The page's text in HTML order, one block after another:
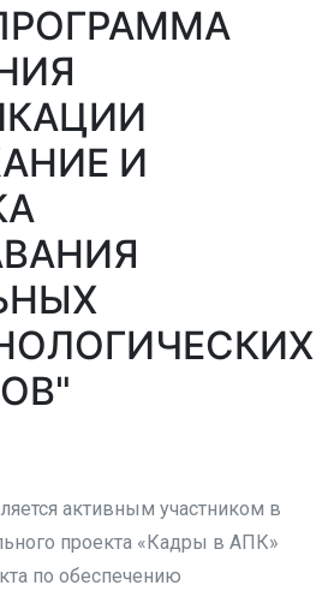
И
активным участником в
проекта «Кадры в АПК»
по обеспечению